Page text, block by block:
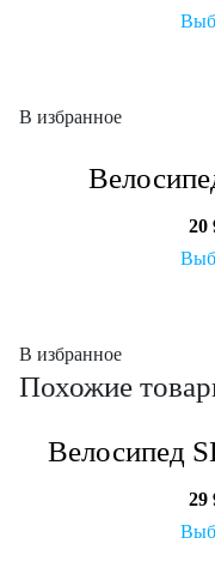
В избранное
20
В избранное
Похожие
Велосипед
29